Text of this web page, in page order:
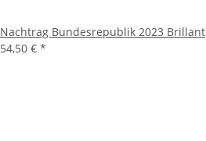
Nachtrag Bundesrepublik 2023 Brillant
54,50 € *